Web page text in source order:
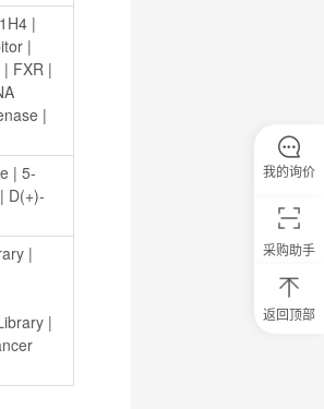
| FXR
| 5-
| D(+)-
采购助手
返回顶部
我的询价